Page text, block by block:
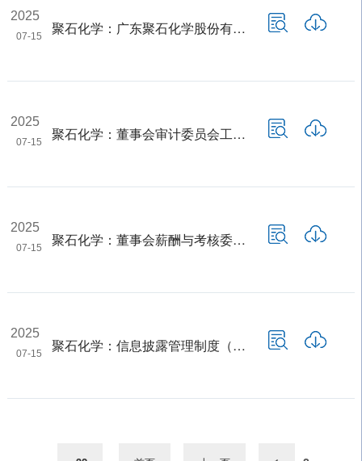
2025
07-15 聚石化学：广东聚石化学股份有限公司章程（2025年7月）
2025
07-15 聚石化学：董事会审计委员会工作细则（2025年7月）
2025
07-15 聚石化学：董事会薪酬与考核委员会工作细则（2025年7月）
2025
07-15 聚石化学：信息披露管理制度（2025年7月）